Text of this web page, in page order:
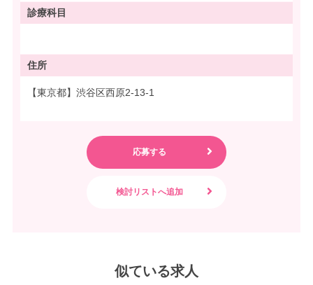
診療科目
住所
【東京都】渋谷区西原2-13-1
似ている求人